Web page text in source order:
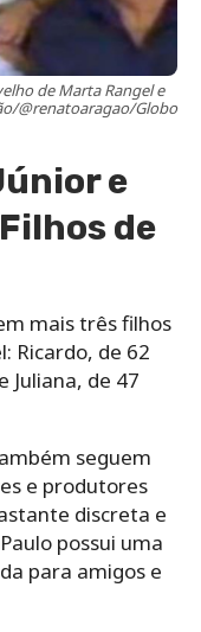
de Marta Rangel e
@renatoaragao/Globo
e
de
mais três filhos
Ricardo, de 62
Juliana, de 47
seguem
e produtores
discreta e
possui uma
para amigos e